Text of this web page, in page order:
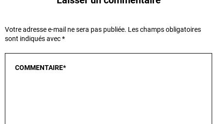
Votre adresse e-mail ne sera pas publiée. Les champs obligatoires
sont indiqués avec*